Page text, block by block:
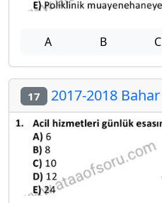
A B C
17 2017-2018 Bahar